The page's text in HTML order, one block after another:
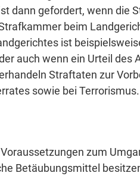
dann gefordert, wenn die
beim
ist
auch wenn ein Urteil des
Straftaten zur
sowie bei Terrorismus.
zum
Betäubungsmittel